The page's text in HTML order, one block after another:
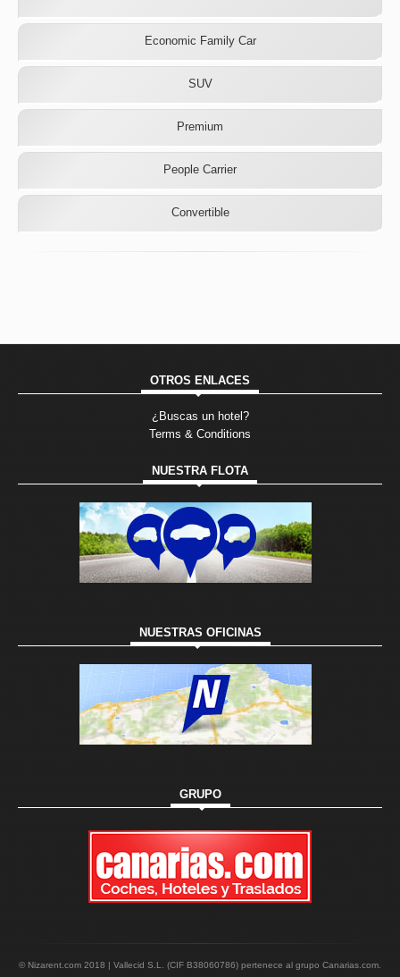
Economic Family Car
SUV
Premium
People Carrier
Convertible
OTROS ENLACES
¿Buscas un hotel?
Terms & Conditions
NUESTRA FLOTA
NUESTRAS OFICINAS
GRUPO
© Nizarent.com 2018 | Vallecid S.L. (CIF B38060786) pertenece al grupo Canarias.com.